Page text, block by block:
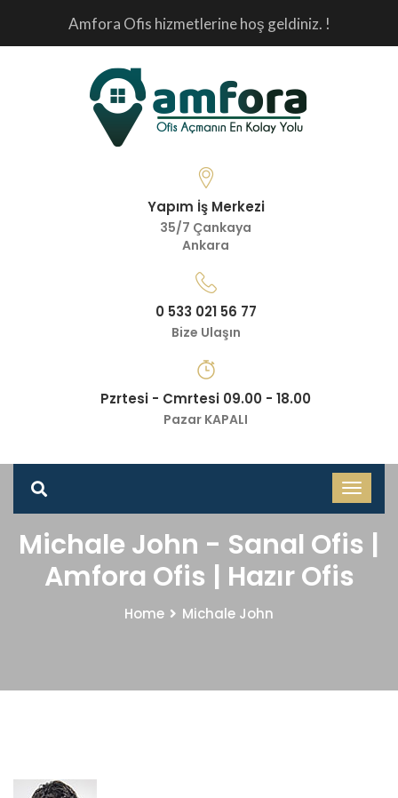
Amfora Ofis hizmetlerine hoş geldiniz. !
Yapım İş Merkezi
35/7 Çankaya
Ankara
0 533 021 56 77
Bize Ulaşın
Pzrtesi - Cmrtesi 09.00 - 18.00
Pazar KAPALI
Michale John - Sanal Ofis |
Amfora Ofis | Hazır Ofis
Home Michale John